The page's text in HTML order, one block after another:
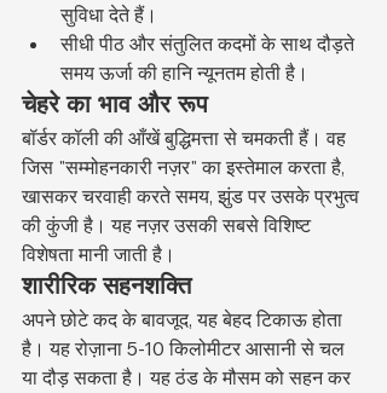
सुविधा देते हैं।
सीधी पीठ और संतुलित कदमों के साथ दौड़ते
समय ऊर्जा की हानि न्यूनतम होती है।
चेहरे का भाव और रूप
बॉर्डर कॉली की आँखें बुद्धिमत्ता से चमकती हैं। वह
जिस "सम्मोहनकारी नज़र" का इस्तेमाल करता है,
खासकर चरवाही करते समय, झुंड पर उसके प्रभुत्व
की कुंजी है। यह नज़र उसकी सबसे विशिष्ट
विशेषता मानी जाती है।
शारीरिक सहनशक्ति
अपने छोटे कद के बावजूद, यह बेहद टिकाऊ होता
है। यह रोज़ाना 5-10 किलोमीटर आसानी से चल
या दौड़ सकता है। यह ठंड के मौसम को सहन कर